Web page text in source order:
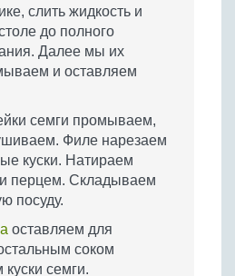
слить жидкость и
до полного
Далее мы их
и оставляем
семги промываем,
Филе нарезаем
куски. Натираем
и перцем. Складываем
посуду.
оставляем для
соком
семги.